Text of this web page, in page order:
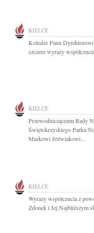
KIELCE
Koledze Panu
szczere wyrazy
KIELCE
Przewodniczącemu Rady
Świętokrzyskiego Parku
Markowi Jóźwiakowi...
KIELCE
Wyrazy współczucia z
Zdonek i Jej Najbliższym